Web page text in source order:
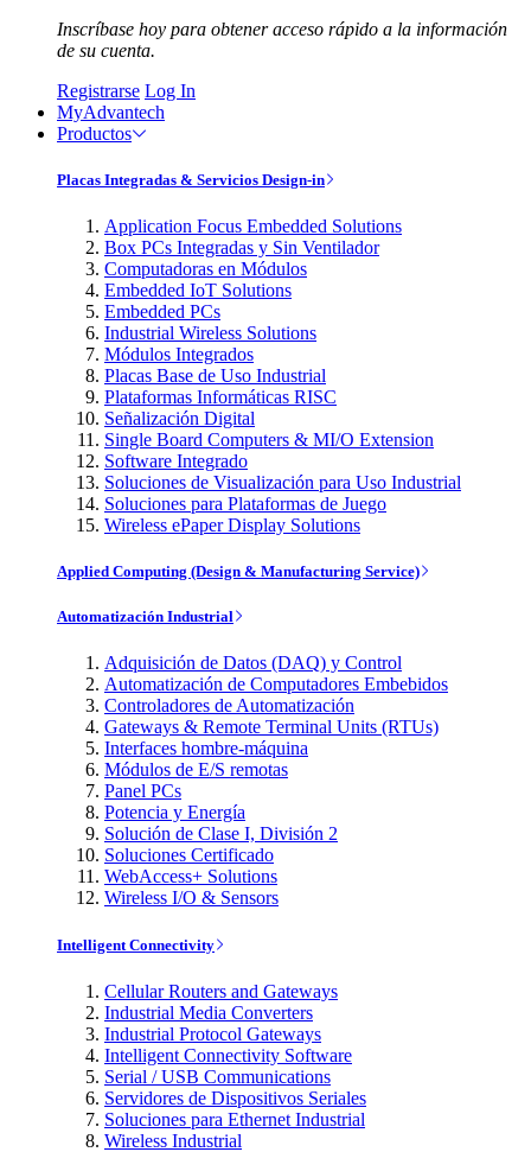
Inscríbase hoy para obtener acceso rápido a la información
de su cuenta.
Registrarse Log In
MyAdvantech
Productos
Placas Integradas & Servicios Design-in
Application Focus Embedded Solutions
Box PCs Integradas y Sin Ventilador
Computadoras en Módulos
Embedded IoT Solutions
Embedded PCs
Industrial Wireless Solutions
Módulos Integrados
Placas Base de Uso Industrial
Plataformas Informáticas RISC
Señalización Digital
Single Board Computers & MI/O Extension
Software Integrado
Soluciones de Visualización para Uso Industrial
Soluciones para Plataformas de Juego
Wireless ePaper Display Solutions
Applied Computing (Design & Manufacturing Service)
Automatización Industrial
Adquisición de Datos (DAQ) y Control
Automatización de Computadores Embebidos
Controladores de Automatización
Gateways & Remote Terminal Units (RTUs)
Interfaces hombre-máquina
Módulos de E/S remotas
Panel PCs
Potencia y Energía
Solución de Clase I, División 2
Soluciones Certificado
WebAccess+ Solutions
Wireless I/O & Sensors
Intelligent Connectivity
Cellular Routers and Gateways
Industrial Media Converters
Industrial Protocol Gateways
Intelligent Connectivity Software
Serial / USB Communications
Servidores de Dispositivos Seriales
Soluciones para Ethernet Industrial
Wireless Industrial